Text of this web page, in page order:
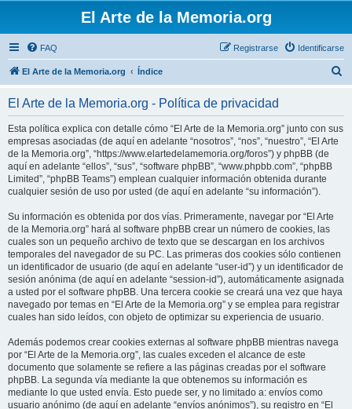
El Arte de la Memoria.org
FAQ Identificarse
Registrarse
El Arte de la Memoria.org Índice
El Arte de la Memoria.org - Política de privacidad
Esta política explica con detalle cómo “El Arte de la Memoria.org” junto con sus
empresas asociadas (de aquí en adelante “nosotros”, “nos”, “nuestro”, “El Arte
de la Memoria.org”, “https://www.elartedelamemoria.org/foros”) y phpBB (de
aquí en adelante “ellos”, “sus”, “software phpBB”, “www.phpbb.com”, “phpBB
Limited”, “phpBB Teams”) emplean cualquier información obtenida durante
cualquier sesión de uso por usted (de aquí en adelante “su información”).
Su información es obtenida por dos vías. Primeramente, navegar por “El Arte
de la Memoria.org” hará al software phpBB crear un número de cookies, las
cuales son un pequeño archivo de texto que se descargan en los archivos
temporales del navegador de su PC. Las primeras dos cookies sólo contienen
un identificador de usuario (de aquí en adelante “user-id”) y un identificador de
sesión anónima (de aquí en adelante “session-id”), automáticamente asignada
a usted por el software phpBB. Una tercera cookie se creará una vez que haya
navegado por temas en “El Arte de la Memoria.org” y se emplea para registrar
cuales han sido leídos, con objeto de optimizar su experiencia de usuario.
Además podemos crear cookies externas al software phpBB mientras navega
por “El Arte de la Memoria.org”, las cuales exceden el alcance de este
documento que solamente se refiere a las páginas creadas por el software
phpBB. La segunda vía mediante la que obtenemos su información es
mediante lo que usted envía. Esto puede ser, y no limitado a: envíos como
usuario anónimo (de aquí en adelante “envíos anónimos”), su registro en “El